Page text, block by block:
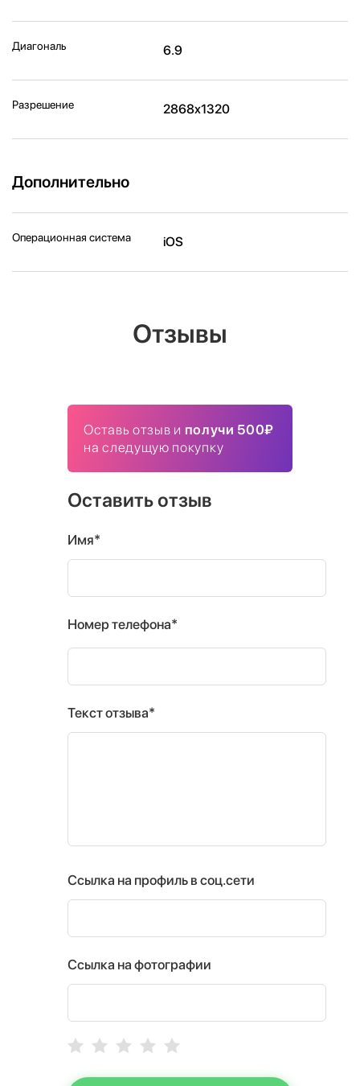
Диагональ 6.9
Разрешение 2868x1320
Дополнительно
Операционная система iOS
Отзывы
Оставь отзыв и получи 500₽
на следущую покупку
Оставить отзыв
Имя*
Номер телефона*
Текст отзыва*
Ссылка на профиль в соц.сети
Ссылка на фотографии